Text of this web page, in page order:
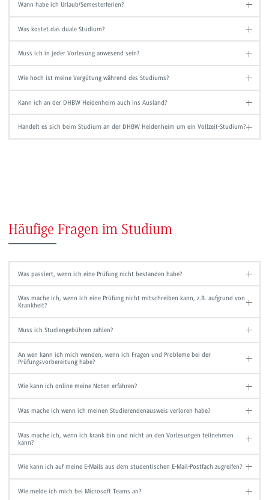
Wann habe ich Urlaub/Semesterferien?
Was kostet das duale Studium?
Muss ich in jeder Vorlesung anwesend sein?
Wie hoch ist meine Vergütung während des Studiums?
Kann ich an der DHBW Heidenheim auch ins Ausland?
Handelt es sich beim Studium an der DHBW Heidenheim um ein Vollzeit-Studium?
Häufige Fragen im Studium
Was passiert, wenn ich eine Prüfung nicht bestanden habe?
Was mache ich, wenn ich eine Prüfung nicht mitschreiben kann, z.B. aufgrund von
Krankheit?
Muss ich Studiengebühren zahlen?
An wen kann ich mich wenden, wenn ich Fragen und Probleme bei der
Prüfungsvorbereitung habe?
Wie kann ich online meine Noten erfahren?
Was mache ich wenn ich meinen Studierendenausweis verloren habe?
Was mache ich, wenn ich krank bin und nicht an den Vorlesungen teilnehmen
kann?
Wie kann ich auf meine E-Mails aus dem studentischen E-Mail-Postfach zugreifen?
Wie melde ich mich bei Microsoft Teams an?